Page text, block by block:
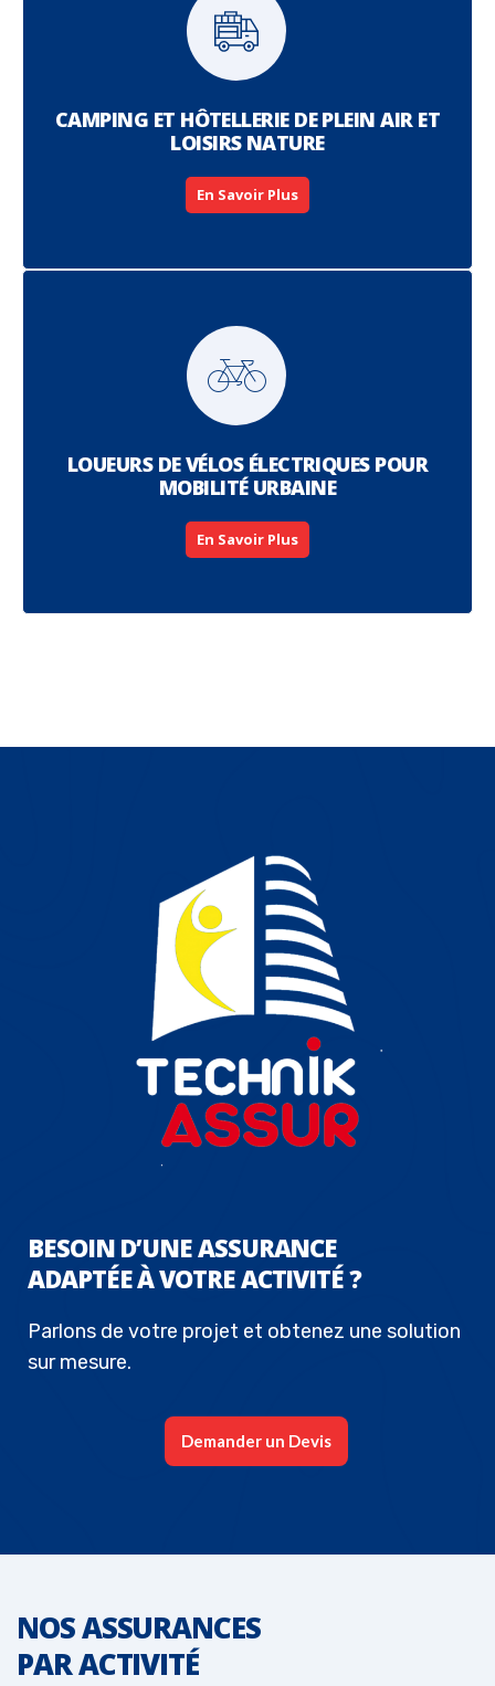
CAMPING ET HÔTELLERIE DE PLEIN AIR ET
LOISIRS NATURE
En Savoir Plus
LOUEURS DE VÉLOS ÉLECTRIQUES POUR
MOBILITÉ URBAINE
En Savoir Plus
BESOIN D’UNE ASSURANCE
ADAPTÉE À VOTRE ACTIVITÉ ?
Parlons de votre projet et obtenez une solution
sur mesure.
Demander un Devis
NOS ASSURANCES
PAR ACTIVITÉ